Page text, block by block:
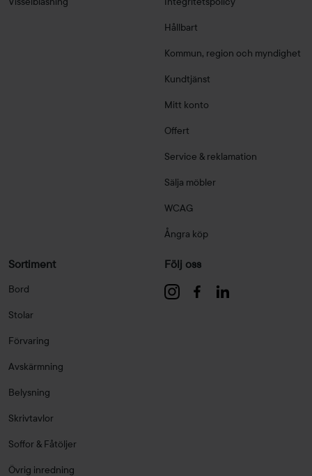
Hållbart
Kommun, region och myndighet
Kundtjänst
Mitt konto
Offert
Service & reklamation
Sälja möbler
WCAG
Ångra köp
Sortiment
Bord
Stolar
Förvaring
Avskärmning
Belysning
Skrivtavlor
Soffor & Fåtöljer
Övrig inredning
Följ oss